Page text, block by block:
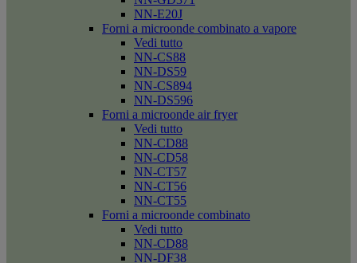
NN-E20J
Forni a microonde combinato a vapore
Vedi tutto
NN-CS88
NN-DS59
NN-CS894
NN-DS596
Forni a microonde air fryer
Vedi tutto
NN-CD88
NN-CD58
NN-CT57
NN-CT56
NN-CT55
Forni a microonde combinato
Vedi tutto
NN-CD88
NN-DF38